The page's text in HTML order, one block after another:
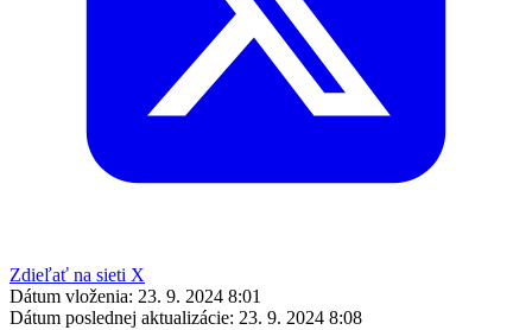
Zdieľať na sieti X
Dátum vloženia: 23. 9. 2024 8:01
Dátum poslednej aktualizácie: 23. 9. 2024 8:08